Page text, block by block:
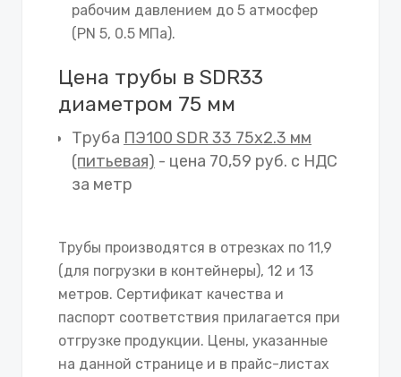
рабочим давлением до 5 атмосфер
(PN 5, 0.5 МПа).
Цена трубы в SDR33
диаметром 75 мм
Труба ПЭ100 SDR 33 75х2.3 мм
(питьевая) - цена 70,59 руб. с НДС
за метр
Трубы производятся в отрезках по 11,9
(для погрузки в контейнеры), 12 и 13
метров. Сертификат качества и
паспорт соответствия прилагается при
отгрузке продукции. Цены, указанные
на данной странице и в прайс-листах